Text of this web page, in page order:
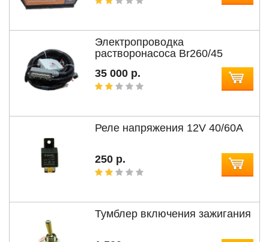
Электропроводка
растворонасоса Br260/45
35 000 р.
Реле напряжения 12V 40/60A
250 р.
Тумблер включения зажигания